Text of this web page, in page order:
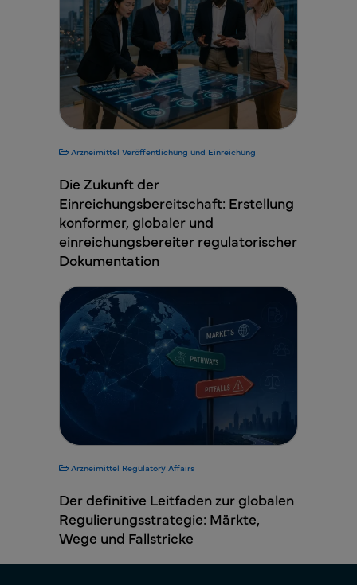
Arzneimittel Veröffentlichung und Einreichung
Die Zukunft der
Einreichungsbereitschaft: Erstellung
konformer, globaler und
einreichungsbereiter regulatorischer
Dokumentation
Arzneimittel Regulatory Affairs
Der definitive Leitfaden zur globalen
Regulierungsstrategie: Märkte,
Wege und Fallstricke